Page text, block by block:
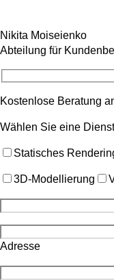
Nikita Moiseienko
Abteilung für
Kostenlose Beratung
Wählen Sie eine
Statisches
3D-Modellierung
Adresse